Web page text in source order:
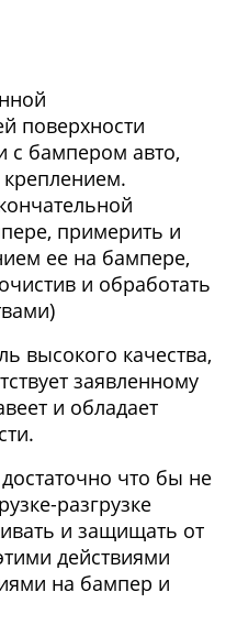
поверхности
с бампером авто,
примерить и
ее на бампере,
и обработать
высокого качества,
заявленному
и обладает
что бы не
разгрузке
и защищать от
действиями
на бампер и